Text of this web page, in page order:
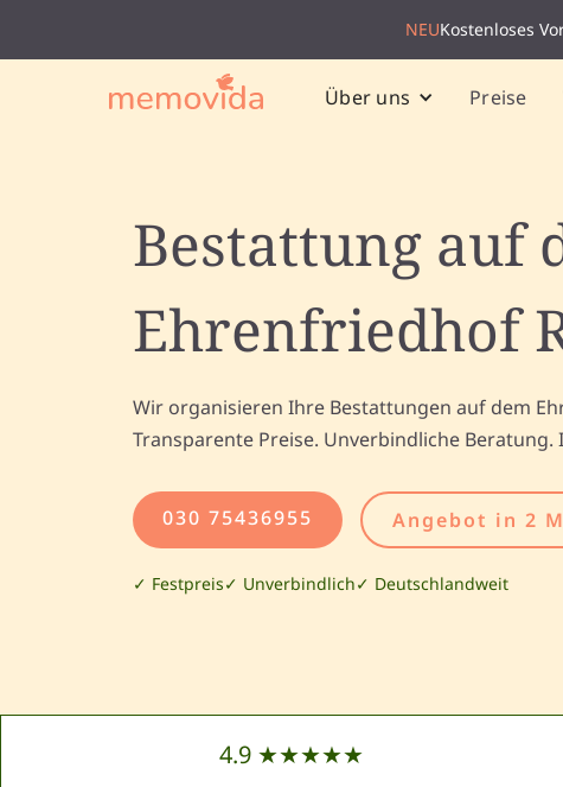
NEUKostenloses
Über uns Preise
Bestattung auf
Ehrenfriedhof
Wir organisieren Ihre Bestattungen auf dem
Transparente Preise. Unverbindliche Beratung.
030 75436955 Angebot in 2
✓ Festpreis✓ Unverbindlich✓ Deutschlandweit
4.9 ★★★★★